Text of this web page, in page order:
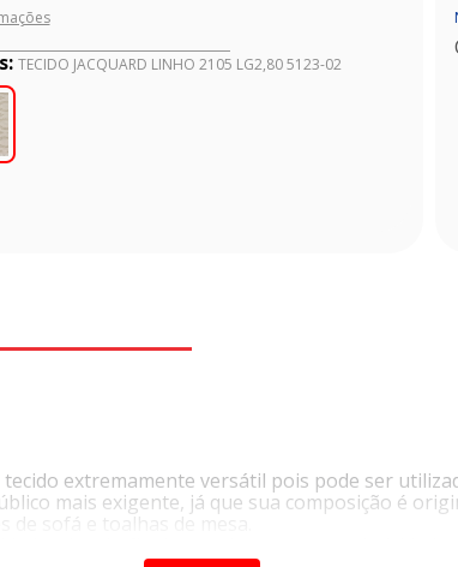
TECIDO JACQUARD LINHO 2105 LG2,80 5123-02
extremamente versátil pois pode ser
mais exigente, já que sua composição é
sofá e toalhas de mesa.